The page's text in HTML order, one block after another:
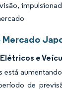
e
de